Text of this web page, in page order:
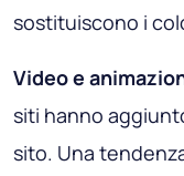
sostituiscono i
Video e
siti hanno
sito. Una